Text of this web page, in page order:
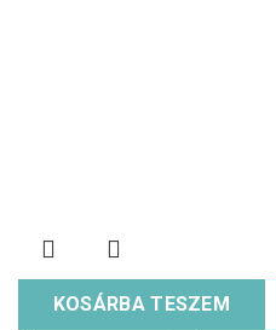
KOSÁRBA TESZEM